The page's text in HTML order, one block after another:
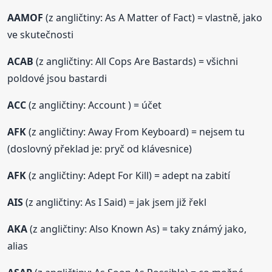
AAMOF (z angličtiny: As A Matter of Fact) = vlastně, jako
ve skutečnosti
ACAB (z angličtiny: All Cops Are Bastards) = všichni
poldové jsou bastardi
ACC(z angličtiny: Account ) = účet
AFK(z angličtiny: Away From Keyboard) = nejsem tu
(doslovný překlad je: pryč od klávesnice)
AFK(z angličtiny: Adept For Kill) = adept na zabití
AIS(z angličtiny: As I Said) = jak jsem již řekl
AKA(z angličtiny: Also Known As) = taky známý jako,
alias